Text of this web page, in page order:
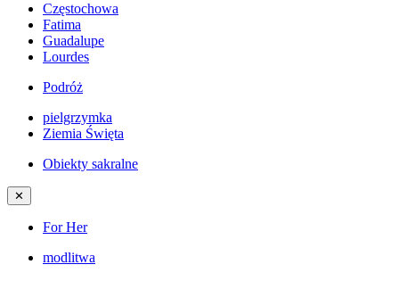
Częstochowa
Fatima
Guadalupe
Lourdes
Podróż
pielgrzymka
Ziemia Święta
Obiekty sakralne
✕
For Her
modlitwa